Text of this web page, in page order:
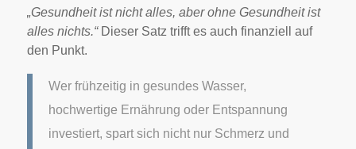
„Gesundheit ist nicht alles, aber ohne Gesundheit ist
alles nichts.“Dieser Satz trifft es auch finanziell auf
den Punkt.
Wer frühzeitig in gesundes Wasser,
hochwertige Ernährung oder Entspannung
investiert, spart sich nicht nur Schmerz und